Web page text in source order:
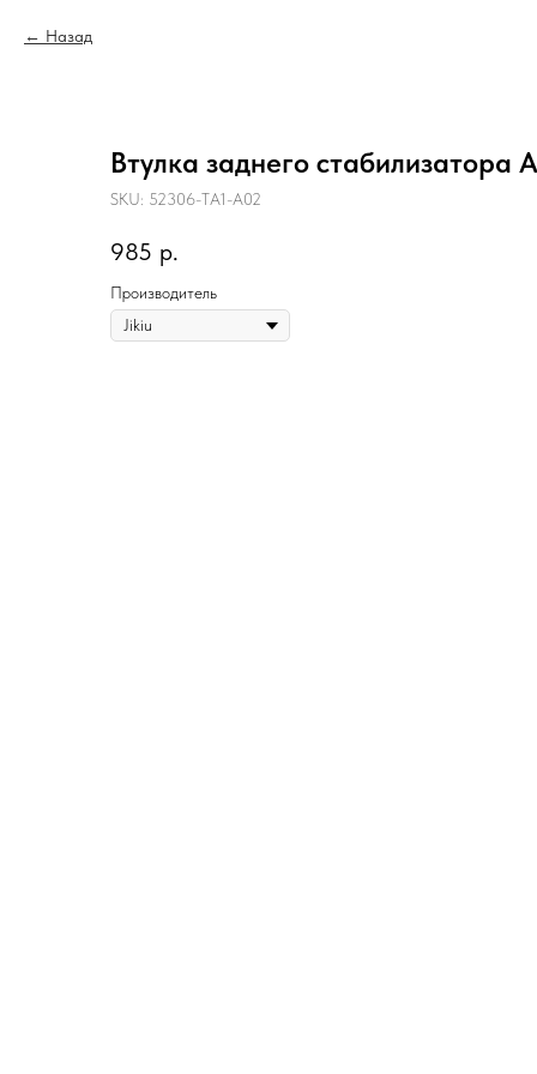
Назад
Втулка заднего стабилизатора
SKU: 52306-TA1-A02
985 р.
Производитель